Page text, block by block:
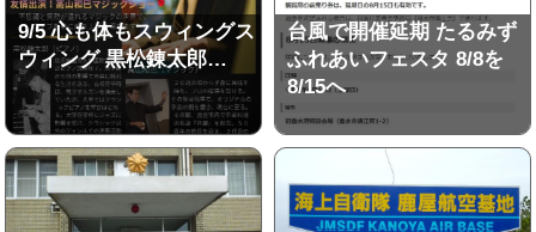
9/5 心も体もスウィングス
ウィング 黒松錬太郎…
台風で開催延期 たるみず
ふれあいフェスタ 8/8を
8/15へ